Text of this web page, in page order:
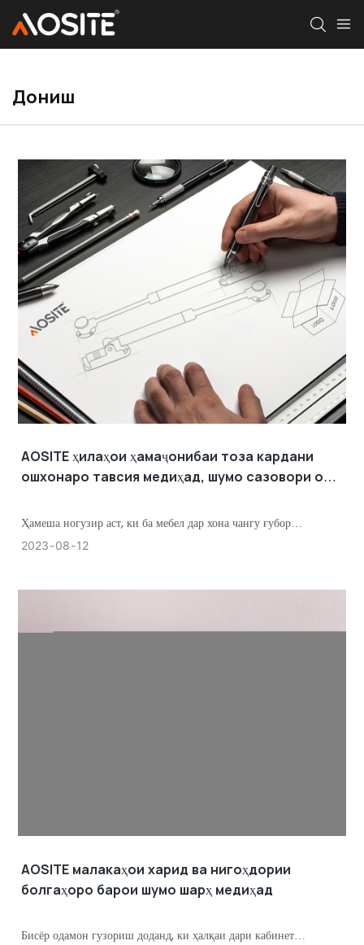
Дониш
AOSITE ҳилаҳои ҳамаҷонибаи тоза кардани
ошхонаро тавсия медиҳад, шумо сазовори он
Ҳамеша ногузир аст, ки ба мебел дар хона чангу ғубор
часпонида мешавад, бахусус ошхона, ки аз ҳама осебпазиртарин
кардани ошхона кадомҳоянд?
2023 08 12
AOSITE малакаҳои харид ва нигоҳдории
болгаҳоро барои шумо шарҳ медиҳад
Бисёр одамон гузориш доданд, ки ҳалқаи дари кабинет